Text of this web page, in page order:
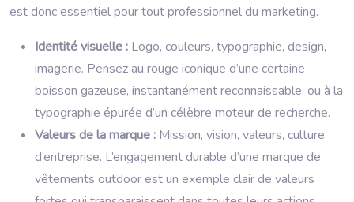
est donc essentiel pour tout professionnel du marketing.
Identité visuelle : Logo, couleurs, typographie, design,
imagerie. Pensez au rouge iconique d’une certaine
boisson gazeuse, instantanément reconnaissable, ou à la
typographie épurée d’un célèbre moteur de recherche.
Valeurs de la marque : Mission, vision, valeurs, culture
d’entreprise. L’engagement durable d’une marque de
vêtements outdoor est un exemple clair de valeurs